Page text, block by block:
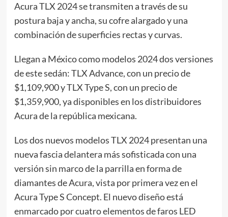
Acura TLX 2024 se transmiten a través de su
postura baja y ancha, su cofre alargado y una
combinación de superficies rectas y curvas.
Llegan a México como modelos 2024 dos versiones
de este sedán: TLX Advance, con un precio de
$1,109,900 y TLX Type S, con un precio de
$1,359,900, ya disponibles en los distribuidores
Acura de la república mexicana.
Los dos nuevos modelos TLX 2024 presentan una
nueva fascia delantera más sofisticada con una
versión sin marco de la parrilla en forma de
diamantes de Acura, vista por primera vez en el
Acura Type S Concept. El nuevo diseño está
enmarcado por cuatro elementos de faros LED